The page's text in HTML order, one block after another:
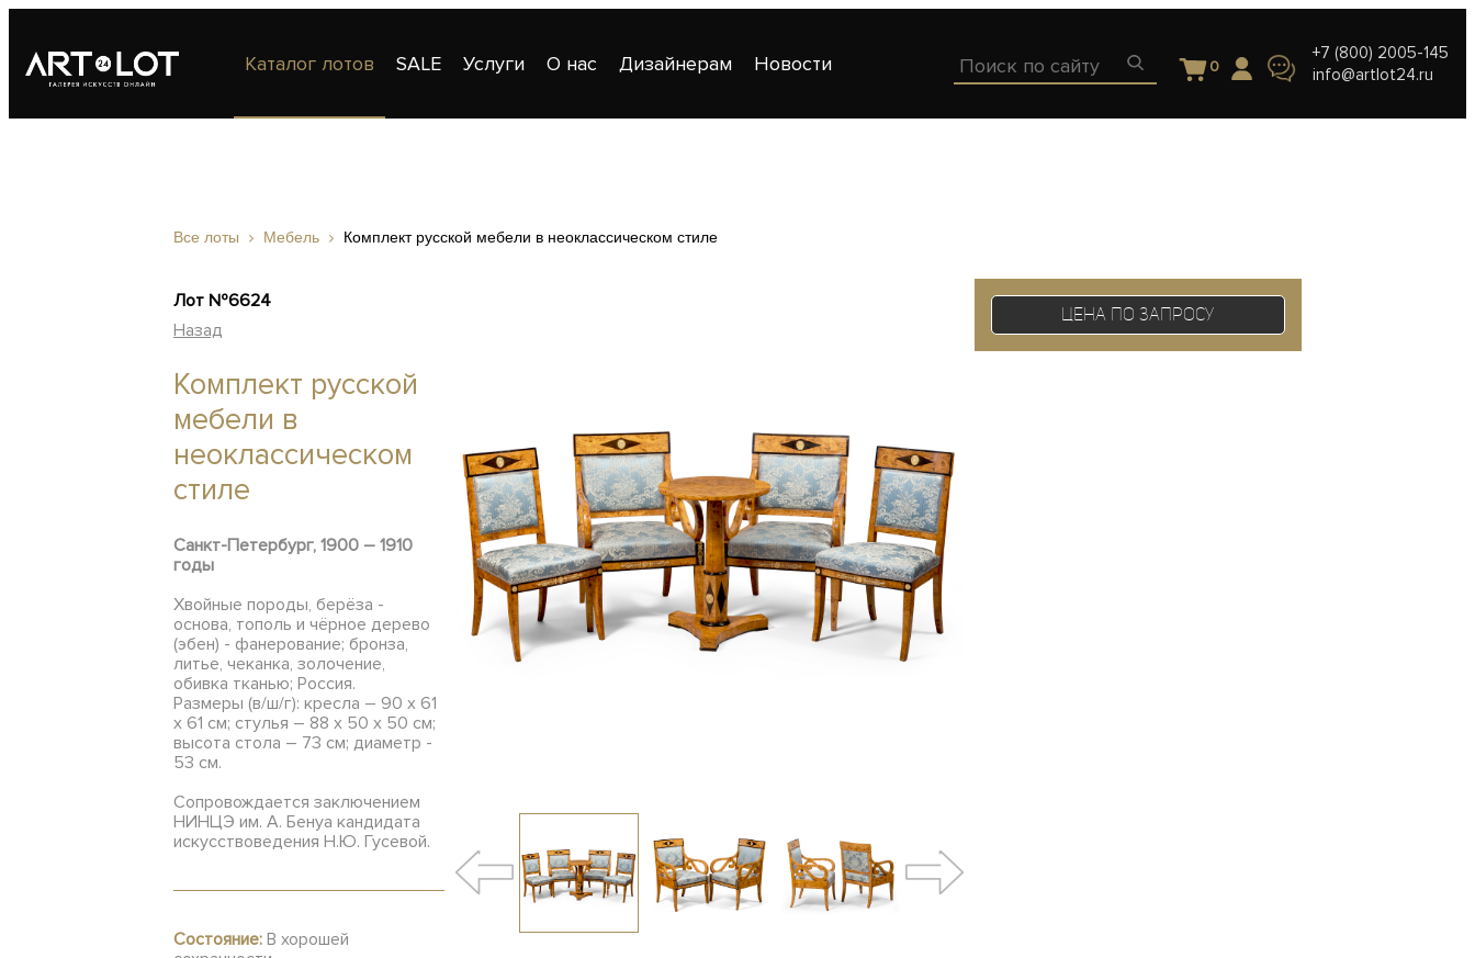
Каталог лотов SALE Услуги О нас Дизайнерам Новости 0
+7 (800) 2005-145
info@artlot24.ru
Все лоты Мебель Комплект русской мебели в неоклассическом стиле
Лот №6624
Назад
Комплект русской
мебели в
неоклассическом
стиле
Санкт-Петербург, 1900 – 1910
годы
Хвойные породы, берёза -
основа, тополь и чёрное дерево
(эбен) - фанерование; бронза,
литье, чеканка, золочение,
обивка тканью; Россия.
Размеры (в/ш/г): кресла – 90 х 61
х 61 см; стулья – 88 х 50 х 50 см;
высота стола – 73 см; диаметр -
53 см.
Сопровождается заключением
НИНЦЭ им. А. Бенуа кандидата
искусствоведения Н.Ю. Гусевой.
Состояние: В хорошей
Цена по запросу